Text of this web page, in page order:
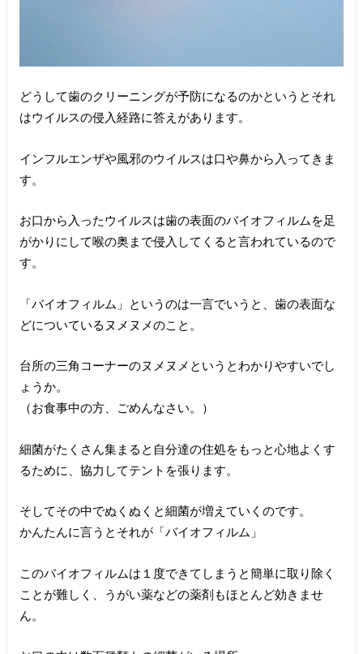
どうして歯のクリーニングが予防になるのかというとそれ
はウイルスの侵入経路に答えがあります。
インフルエンザや風邪のウイルスは口や鼻から入ってきま
す。
お口から入ったウイルスは歯の表面のバイオフィルムを足
がかりにして喉の奥まで侵入してくると言われているので
す。
「バイオフィルム」というのは一言でいうと、歯の表面な
どについているヌメヌメのこと。
台所の三角コーナーのヌメヌメというとわかりやすいでし
ょうか。
（お食事中の方、ごめんなさい。）
細菌がたくさん集まると自分達の住処をもっと心地よくす
るために、協力してテントを張ります。
そしてその中でぬくぬくと細菌が増えていくのです。
かんたんに言うとそれが「バイオフィルム」
このバイオフィルムは１度できてしまうと簡単に取り除く
ことが難しく、うがい薬などの薬剤もほとんど効きませ
ん。